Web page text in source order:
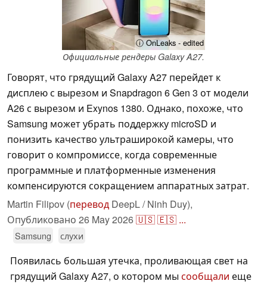
ⓘ OnLeaks - edited
Официальные рендеры Galaxy A27.
Говорят, что грядущий Galaxy A27 перейдет к
дисплею с вырезом и Snapdragon 6 Gen 3 от модели
A26 с вырезом и Exynos 1380. Однако, похоже, что
Samsung может убрать поддержку microSD и
понизить качество ультраширокой камеры, что
говорит о компромиссе, когда современные
программные и платформенные изменения
компенсируются сокращением аппаратных затрат.
Martin Filipov (перевод DeepL / Ninh Duy),
Опубликовано 26 May 2026🇺🇸🇪🇸 ...
Samsung слухи
Появилась большая утечка, проливающая свет на
грядущий Galaxy A27, о котором мы сообщали еще